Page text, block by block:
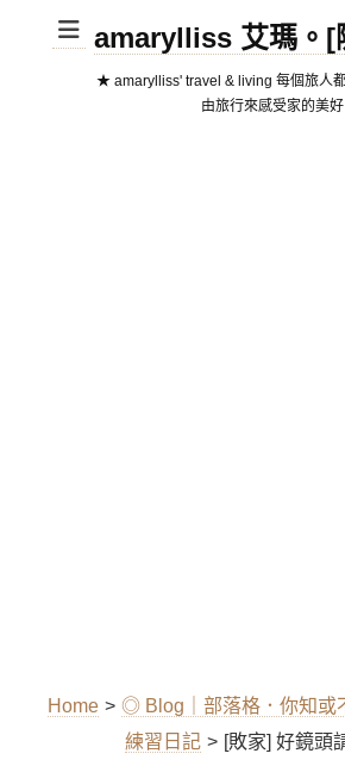
amarylliss 艾瑪。[
★ amarylliss' travel & living 每個旅人
由旅行來感受家的美好
Home > ◎ Blog｜部落格．你知或
練習日記 > [敗家] 好鏡頭